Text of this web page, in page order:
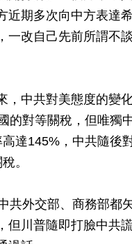
近期多次向中方表達
一改自己先前所謂不
，中共對美態度的變
的對等關稅，但唯獨
達145%，中共隨後
。
共外交部、商務部都
但川普隨即打臉中共